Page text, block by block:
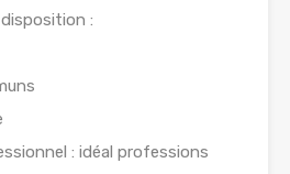
:
: idéal professions